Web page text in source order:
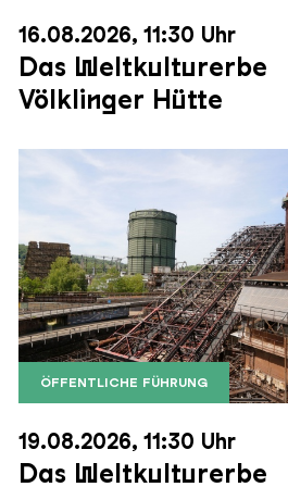
16.08.2026, 11:30 Uhr
Das Weltkulturerbe
Völklinger Hütte
mit dem Gasometer im
| Karl Heinrich Veith
ÖFFENTLICHE FÜHRUNG
Der Erzschrägaufzug der
Copyright: Weltkulturerbe
19.08.2026, 11:30 Uhr
Das Weltkulturerbe